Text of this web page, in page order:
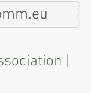
|